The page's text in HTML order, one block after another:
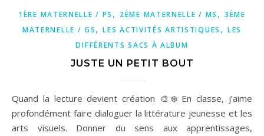
1ÈRE MATERNELLE / PS , 2ÈME MATERNELLE / MS ,3ÈME
MATERNELLE / GS,LES ACTIVITÉS ARTISTIQUES , LES
DIFFÉRENTS SACS À ALBUM
JUSTE UN PETIT BOUT
Quand la lecture devient création 🎨❄️ En classe, j’aime
profondément faire dialoguer la littérature jeunesse et les
arts visuels. Donner du sens aux apprentissages,